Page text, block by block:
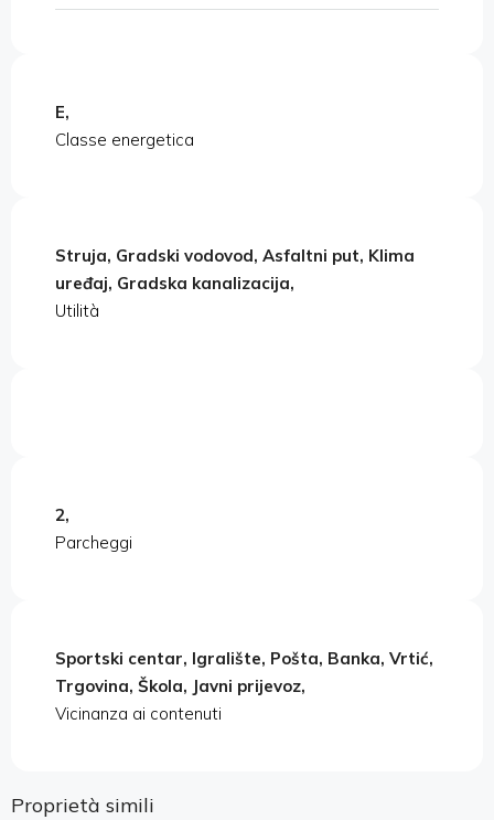
E,
Classe energetica
Struja, Gradski vodovod, Asfaltni put, Klima
uređaj, Gradska kanalizacija,
Utilità
2,
Parcheggi
Sportski centar, Igralište, Pošta, Banka, Vrtić,
Trgovina, Škola, Javni prijevoz,
Vicinanza ai contenuti
Proprietà simili